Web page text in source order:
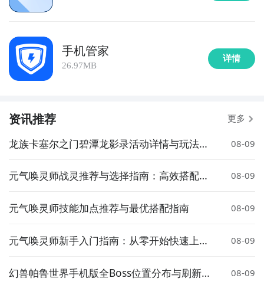
手机管家
26.97MB
详情
资讯推荐 更多
龙族卡塞尔之门碧潭龙影录活动详情与玩法介
08-09
元气唤灵师战灵推荐与选择指南：高效搭配策
08-09
元气唤灵师技能加点推荐与最优搭配指南 08-09
元气唤灵师新手入门指南：从零开始快速上手
08-09
幻兽帕鲁世界手机版全Boss位置分布与刷新点
08-09